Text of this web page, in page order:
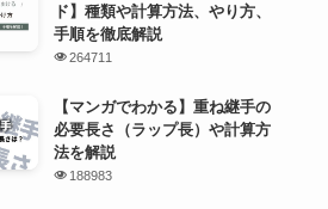
ド】種類や計算方法、やり方、
手順を徹底解説
264711
【マンガでわかる】重ね継手の
必要長さ（ラップ長）や計算方
法を解説
188983